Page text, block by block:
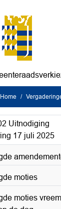
Home
Uitnodiging
17 juli 2025
moties
moties